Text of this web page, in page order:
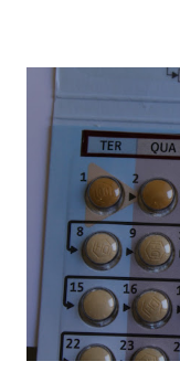
A pilula
mesmo horário,
dias de pausa
7 dias descerá o
4° dia da pausa. As
seguindo o
yasminelle® Para
esperar pelo
correspondente ao